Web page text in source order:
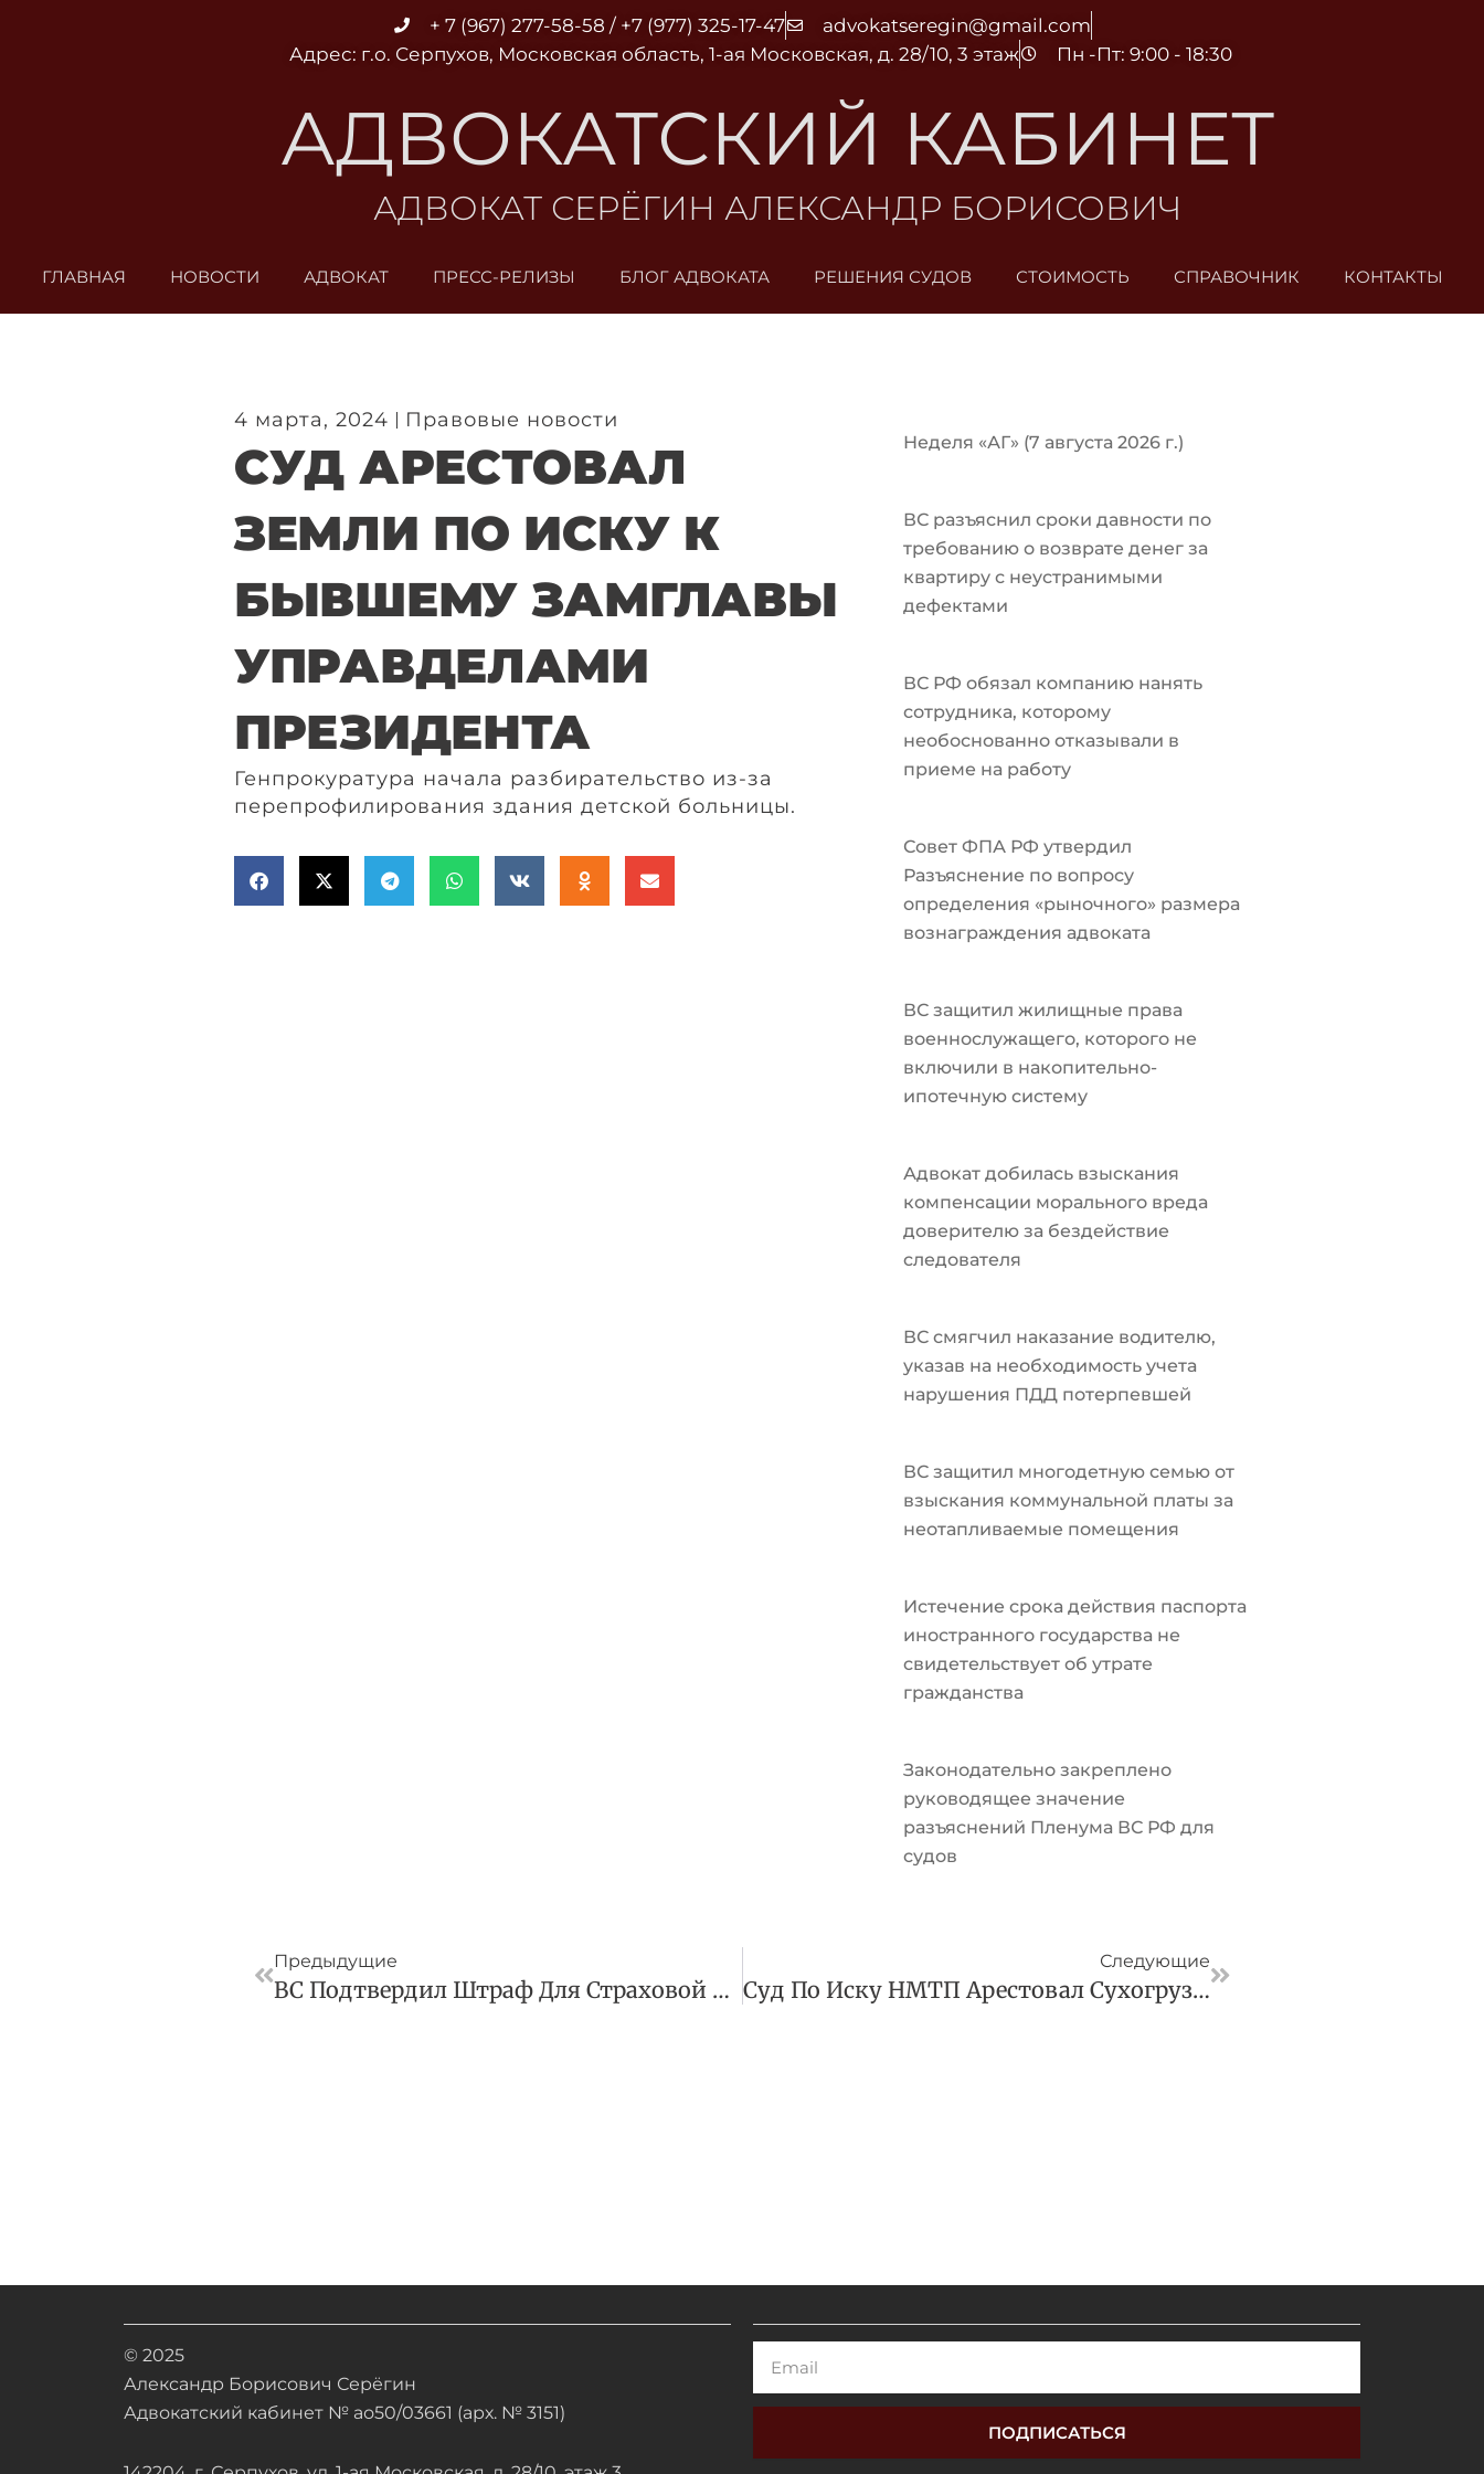
+ 7 (967) 277-58-58 / +7 (977) 325-17-47
advokatseregin@gmail.com
Адрес: г.о. Серпухов, Московская область, 1-ая Московская, д. 28/10, 3 этаж
Пн -Пт: 9:00 - 18:30
АДВОКАТСКИЙ КАБИНЕТ
АДВОКАТ СЕРЁГИН АЛЕКСАНДР БОРИСОВИЧ
ГЛАВНАЯ НОВОСТИ АДВОКАТ ПРЕСС-РЕЛИЗЫ БЛОГ АДВОКАТА РЕШЕНИЯ СУДОВ СТОИМОСТЬ СПРАВОЧНИК КОНТАКТЫ
4 марта, 2024 Правовые новости
СУД АРЕСТОВАЛ
ЗЕМЛИ ПО ИСКУ К
БЫВШЕМУ ЗАМГЛАВЫ
УПРАВДЕЛАМИ
ПРЕЗИДЕНТА
Генпрокуратура начала разбирательство из-за
перепрофилирования здания детской больницы.
Неделя «АГ» (7 августа 2026 г.)
ВС разъяснил сроки давности по
требованию о возврате денег за
квартиру с неустранимыми
дефектами
ВС РФ обязал компанию нанять
сотрудника, которому
необоснованно отказывали в
приеме на работу
Совет ФПА РФ утвердил
Разъяснение по вопросу
определения «рыночного» размера
вознаграждения адвоката
ВС защитил жилищные права
военнослужащего, которого не
включили в накопительно-
ипотечную систему
Адвокат добилась взыскания
компенсации морального вреда
доверителю за бездействие
следователя
ВС смягчил наказание водителю,
указав на необходимость учета
нарушения ПДД потерпевшей
ВС защитил многодетную семью от
взыскания коммунальной платы за
неотапливаемые помещения
Истечение срока действия паспорта
иностранного государства не
свидетельствует об утрате
гражданства
Законодательно закреплено
руководящее значение
разъяснений Пленума ВС РФ для
судов
Предыдущие
ВС Подтвердил Штраф Для Страховой Компании На 726 Млн Руб.
Следующие
Суд По Иску НМТП Арестовал Сухогруз За Разлив Нефтепродуктов В Порту
© 2025
Александр Борисович Серёгин
Адвокатский кабинет № ао50/03661 (арх. № 3151)
ПОДПИСАТЬСЯ